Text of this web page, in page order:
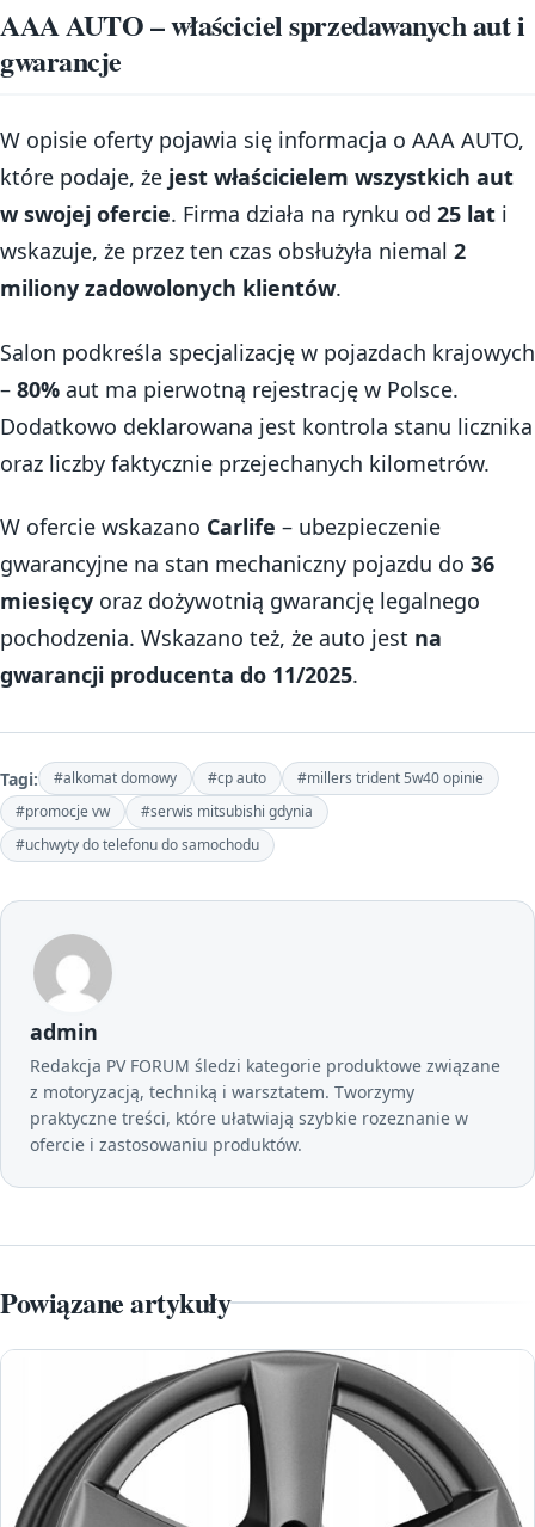
AAA AUTO – właściciel sprzedawanych aut i
gwarancje
W opisie oferty pojawia się informacja o AAA AUTO,
które podaje, że jest właścicielem wszystkich aut
w swojej ofercie. Firma działa na rynku od 25 lat i
wskazuje, że przez ten czas obsłużyła niemal 2
miliony zadowolonych klientów.
Salon podkreśla specjalizację w pojazdach krajowych
– 80% aut ma pierwotną rejestrację w Polsce.
Dodatkowo deklarowana jest kontrola stanu licznika
oraz liczby faktycznie przejechanych kilometrów.
W ofercie wskazano Carlife – ubezpieczenie
gwarancyjne na stan mechaniczny pojazdu do 36
miesięcy oraz dożywotnią gwarancję legalnego
pochodzenia. Wskazano też, że auto jest na
gwarancji producenta do 11/2025.
Tagi: #alkomat domowy #cp auto
#millers trident 5w40 opinie
#promocje vw
#serwis mitsubishi gdynia
#uchwyty do telefonu do samochodu
admin
Redakcja PV FORUM śledzi kategorie produktowe związane
z motoryzacją, techniką i warsztatem. Tworzymy
praktyczne treści, które ułatwiają szybkie rozeznanie w
ofercie i zastosowaniu produktów.
Powiązane artykuły